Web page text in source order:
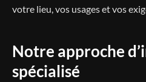
votre lieu, vos usages et vos
Notre approche
spécialisé